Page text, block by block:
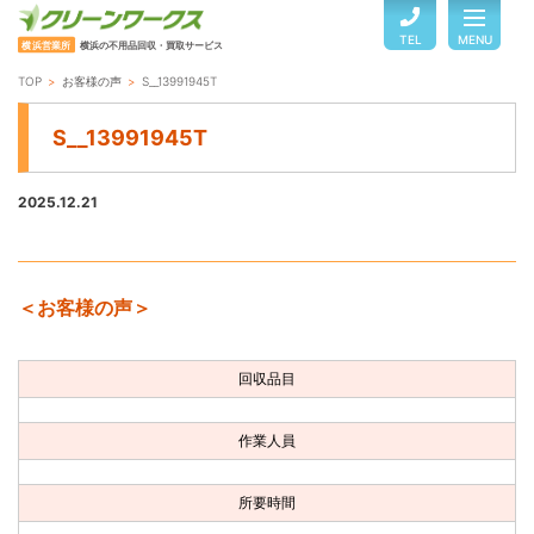
横浜営業所 横浜の不用品回収・買取サービス TEL MENU
TOP
ご利用の流れ
お客様の声
TOP お客様の声 S__13991945T
S__13991945T
2025.12.21
＜お客様の声＞
回収品目
作業人員
所要時間